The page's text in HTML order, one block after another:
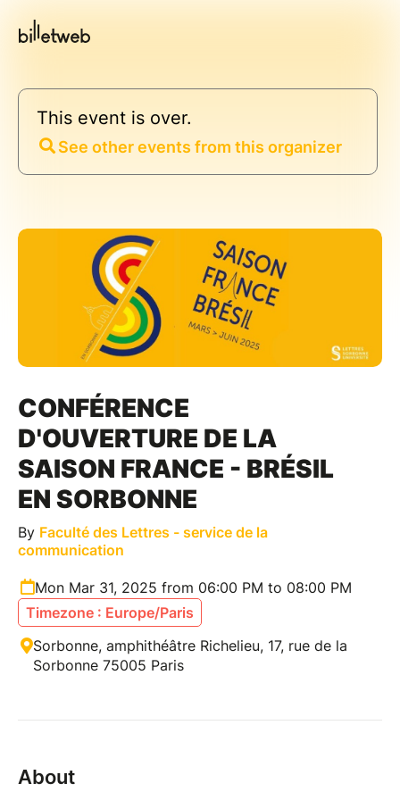
This event is over.
See other events from this organizer
CONFÉRENCE
D'OUVERTURE DE LA
SAISON FRANCE - BRÉSIL
EN SORBONNE
By Faculté des Lettres - service de la
communication
Mon Mar 31, 2025 from 06:00 PM to 08:00 PM
Timezone : Europe/Paris
Sorbonne, amphithéâtre Richelieu, 17, rue de la
Sorbonne 75005 Paris
About